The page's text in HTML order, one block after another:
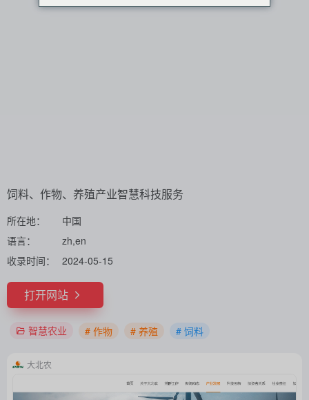
饲料、作物、养殖产业智慧科技服务
所在地：
中国
语言：
zh,en
收录时间：
2024-05-15
打开网站
智慧农业 # 作物 # 养殖 # 饲料
大北农